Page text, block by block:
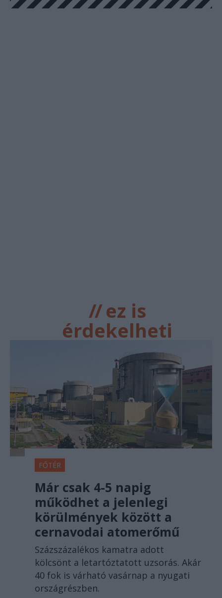
//ez is
érdekelheti
FŐTÉR
Már csak 4-5 napig
működhet a jelenlegi
körülmények között a
cernavodai atomerőmű
Százszázalékos kamatra adott
kölcsönt a letartóztatott uzsorás. Akár
40 fok is várható vasárnap a nyugati
országrészben.